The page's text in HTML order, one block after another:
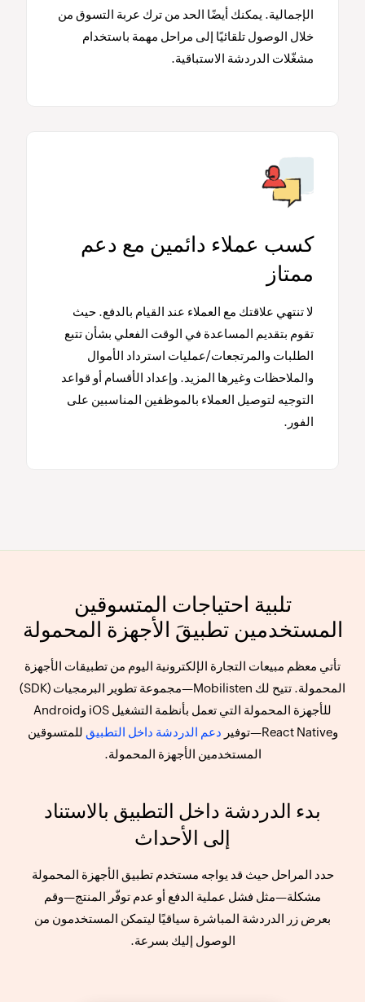
الإجمالية. يمكنك أيضًا الحد من ترك عربة التسوق من
خلال الوصول تلقائيًا إلى مراحل مهمة باستخدام
مشغّلات الدردشة الاستباقية.
كسب عملاء دائمين مع دعم
ممتاز
لا تنتهي علاقتك مع العملاء عند القيام بالدفع. حيث
تقوم بتقديم المساعدة في الوقت الفعلي بشأن تتبع
الطلبات والمرتجعات/عمليات استرداد الأموال
والملاحظات وغيرها المزيد. وإعداد الأقسام أو قواعد
التوجيه لتوصيل العملاء بالموظفين المناسبين على
الفور.
تلبية احتياجات المتسوقين
المستخدمين تطبيقَ الأجهزة المحمولة
تأتي معظم مبيعات التجارة الإلكترونية اليوم من تطبيقات الأجهزة
المحمولة. تتيح لك Mobilisten—مجموعة تطوير البرمجيات (SDK)
للأجهزة المحمولة التي تعمل بأنظمة التشغيل iOS وAndroid
وReact Native—توفير
دعم الدردشة داخل التطبيق للمتسوقين
المستخدمين الأجهزة المحمولة.
بدء الدردشة داخل التطبيق بالاستناد
إلى الأحداث
حدد المراحل حيث قد يواجه مستخدم تطبيق الأجهزة المحمولة
مشكلة—مثل فشل عملية الدفع أو عدم توفّر المنتج—وقم
بعرض زر الدردشة المباشرة سياقيًا ليتمكن المستخدمون من
الوصول إليك بسرعة.